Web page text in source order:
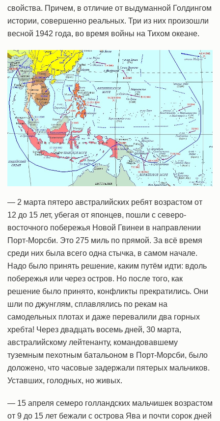
свойства. Причем, в отличие от выдуманной Голдингом
истории, совершенно реальных. Три из них произошли
весной 1942 года, во время войны на Тихом океане.
— 2 марта пятеро австралийских ребят возрастом от
12 до 15 лет, убегая от японцев, пошли с северо-
восточного побережья Новой Гвинеи в направлении
Порт-Морсби. Это 275 миль по прямой. За всё время
среди них была всего одна стычка, в самом начале.
Надо было принять решение, каким путём идти: вдоль
побережья или через остров. Но после того, как
решение было принято, конфликты прекратились. Они
шли по джунглям, сплавлялись по рекам на
самодельных плотах и даже перевалили два горных
хребта! Через двадцать восемь дней, 30 марта,
австралийскому лейтенанту, командовавшему
туземным пехотным батальоном в Порт-Морсби, было
доложено, что часовые задержали пятерых мальчиков.
Уставших, голодных, но живых.
— 15 апреля семеро голландских мальчишек возрастом
от 9 до 15 лет бежали с острова Ява и почти сорок дней